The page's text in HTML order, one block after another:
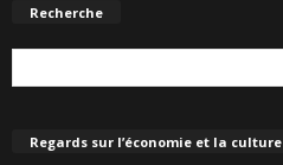
Recherche
Regards sur l’économie et la culture